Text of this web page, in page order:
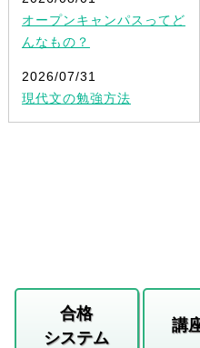
オープンキャンパスってど
んなもの？
2026/07/31
現代文の勉強方法
合格
システム
講